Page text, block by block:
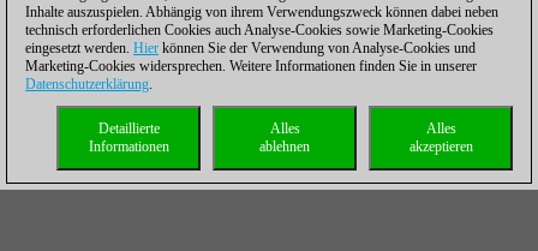
Inhalte auszuspielen. Abhängig von ihrem Verwendungszweck können dabei neben
technisch erforderlichen Cookies auch Analyse-Cookies sowie Marketing-Cookies
eingesetzt werden. Hier können Sie der Verwendung von Analyse-Cookies und
Marketing-Cookies widersprechen. Weitere Informationen finden Sie in unserer
Datenschutzerklärung.
Alles
akzeptieren
Alles
ablehnen
Detaillierte
Informationen